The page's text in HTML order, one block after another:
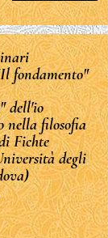
fondamento"
dell'io
nella filosofia
Fichte
degli